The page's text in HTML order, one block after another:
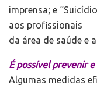
imprensa; e
aos profissionais
da área de saúde e
É possível prevenir e
Algumas medidas